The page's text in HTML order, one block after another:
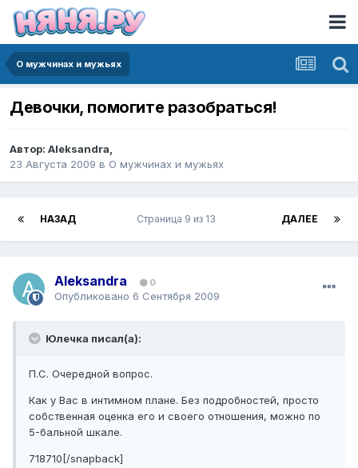
О мужчинах и мужьях
Девочки, помогите разобраться!
Автор: Aleksandra,
23 Августа 2009 в О мужчинах и мужьях
НАЗАД ДАЛЕЕ
Страница 9 из 13
Aleksandra 0
Опубликовано 6 Сентября 2009
Юлечка писал(а):
П.С. Очередной вопрос.
Как у Вас в интимном плане. Без подробностей, просто
собственная оценка его и своего отношения, можно по
5-бальной шкале.
718710[/snapback]